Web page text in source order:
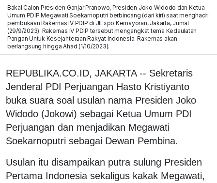
Bakal Calon Presiden Ganjar Pranowo, Presiden Joko Widodo dan Ketua
Umum PDIP Megawati Soekarnoputri berbincang (dari kiri) saat menghadri
pembukaan Rakernas IV PDIP di JIExpo Kemayoran, Jakarta, Jumat
(29/9/2023). Rakernas IV PDIP tersebut mengangkat tema Kedaulatan
Pangan Untuk Kesejahteraan Rakyat Indonesia. Rakernas akan
berlangsung hingga Ahad (1/10/2023).
REPUBLIKA.CO.ID, JAKARTA -- Sekretaris
Jenderal PDI Perjuangan Hasto Kristiyanto
buka suara soal usulan nama Presiden Joko
Widodo (Jokowi) sebagai Ketua Umum PDI
Perjuangan dan menjadikan Megawati
Soekarnoputri sebagai Dewan Pembina.
Usulan itu disampaikan putra sulung Presiden
Pertama Indonesia sekaligus kakak Megawati,